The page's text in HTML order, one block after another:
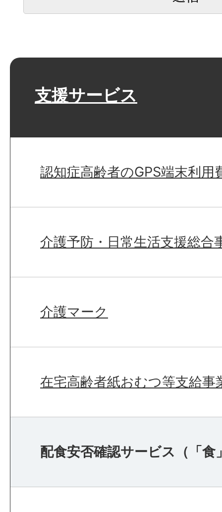
支援サービス
認知症高齢者のGPS端末利用
介護予防・日常生活支援総合
介護マーク
在宅高齢者紙おむつ等支給事
配食安否確認サービス（「食